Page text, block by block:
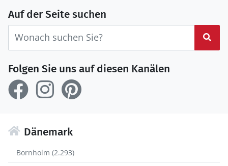
Auf der Seite suchen
Folgen Sie uns auf diesen Kanälen
Dänemark
Bornholm (2.293)